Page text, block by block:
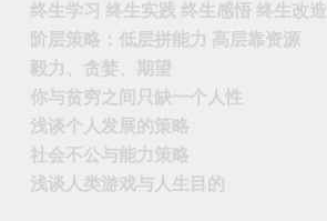
终生学习 终生实践 终生感悟 终生改造
阶层策略：低层拼能力 高层靠资源
毅力、贪婪、期望
你与贫穷之间只缺一个人性
浅谈个人发展的策略
社会不公与能力策略
浅谈人类游戏与人生目的